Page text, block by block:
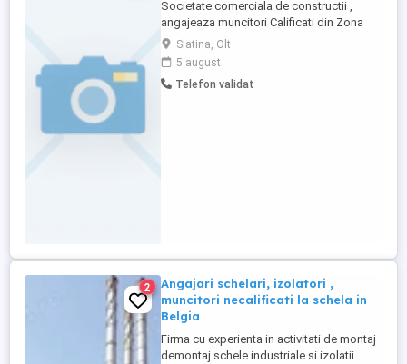
Societate comerciala de constructii ,
angajeaza muncitori Calificati din Zona
Orasului Slatina dar si din Imprejurimi .
Lucrarile sunt in zona judetului olt dar si in
deplasare Se ofera Diurna si Salariu
Atractiv ! Detalii la :
Slatina, Olt
5 august
Telefon validat
2
Angajari schelari, izolatori ,
muncitori necalificati la schela in
Belgia
Firma cu experienta in activitati de montaj
demontaj schele industriale si izolatii